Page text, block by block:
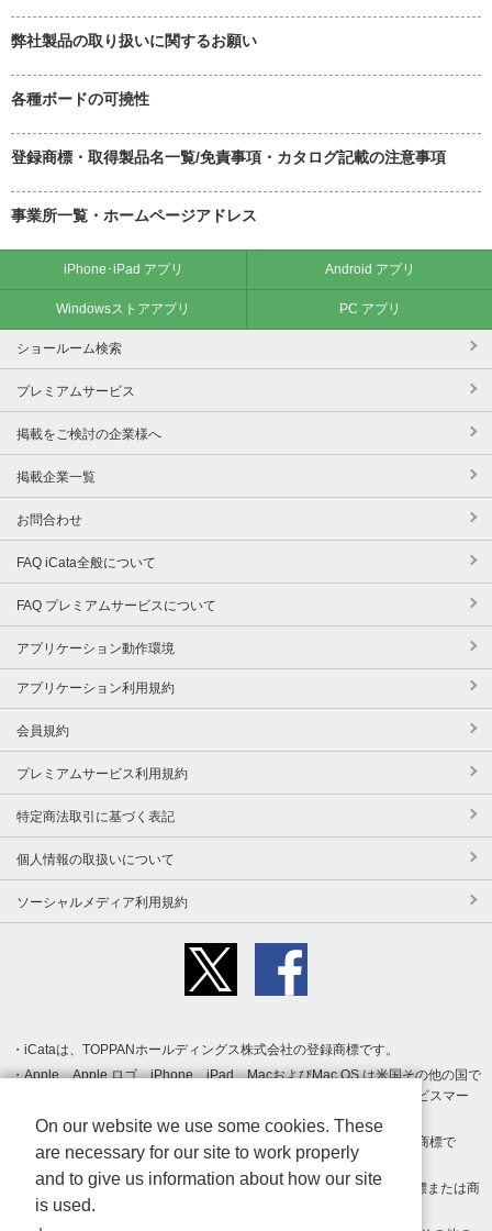
弊社製品の取り扱いに関するお願い
各種ボードの可撓性
登録商標・取得製品名一覧/免責事項・カタログ記載の注意事項
事業所一覧・ホームページアドレス
iPhone･iPad アプリ Android アプリ
Windowsストアアプリ PC アプリ
ショールーム検索
プレミアムサービス
掲載をご検討の企業様へ
掲載企業一覧
お問合わせ
FAQ iCata全般について
FAQ プレミアムサービスについて
アプリケーション動作環境
アプリケーション利用規約
会員規約
プレミアムサービス利用規約
特定商法取引に基づく表記
個人情報の取扱いについて
ソーシャルメディア利用規約
iCataは、TOPPANホールディングス株式会社の登録商標です。
Apple、Apple ロゴ、iPhone、iPad、MacおよびMac OS は米国その他の国で
登録された Apple Inc. の商標です。App Store は Apple Inc. のサービスマー
クです。
Android、Google Play および Google Play ロゴ は Google LLC の商標で
す。
Windows は Microsoft Inc.の米国およびその他の国における登録商標または商
標です。
On our website we use some cookies. These
are necessary for our site to work properly
and to give us information about how our site
is used.